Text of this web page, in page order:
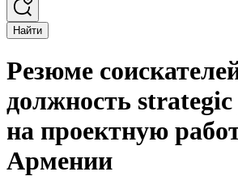
Найти
Резюме
должность
на проектную
Армении